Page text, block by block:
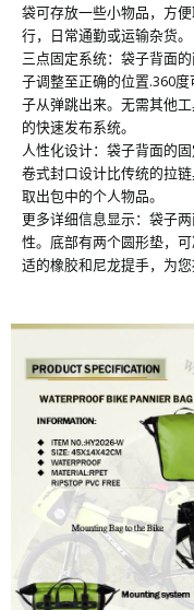
袋可存放一些小物品，方
行，日常通勤或运输杂货。
三点固定系统：袋子背面
子调整至正确的位置.360
子从弹跳出来。无需其他
的快速发布系统。
人性化设计：袋子背面的
卷式封口设计比传统的拉
取出包中的个人物品。
更多详细信息显示：袋子
性。底部有两个圆形垫，
适的橡胶和尼龙提手，为您